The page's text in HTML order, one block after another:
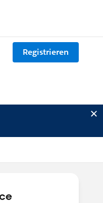
Registrieren